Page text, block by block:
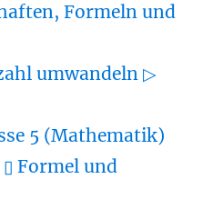
Formeln und
umwandeln ▷
5 (Mathematik)
Formel und